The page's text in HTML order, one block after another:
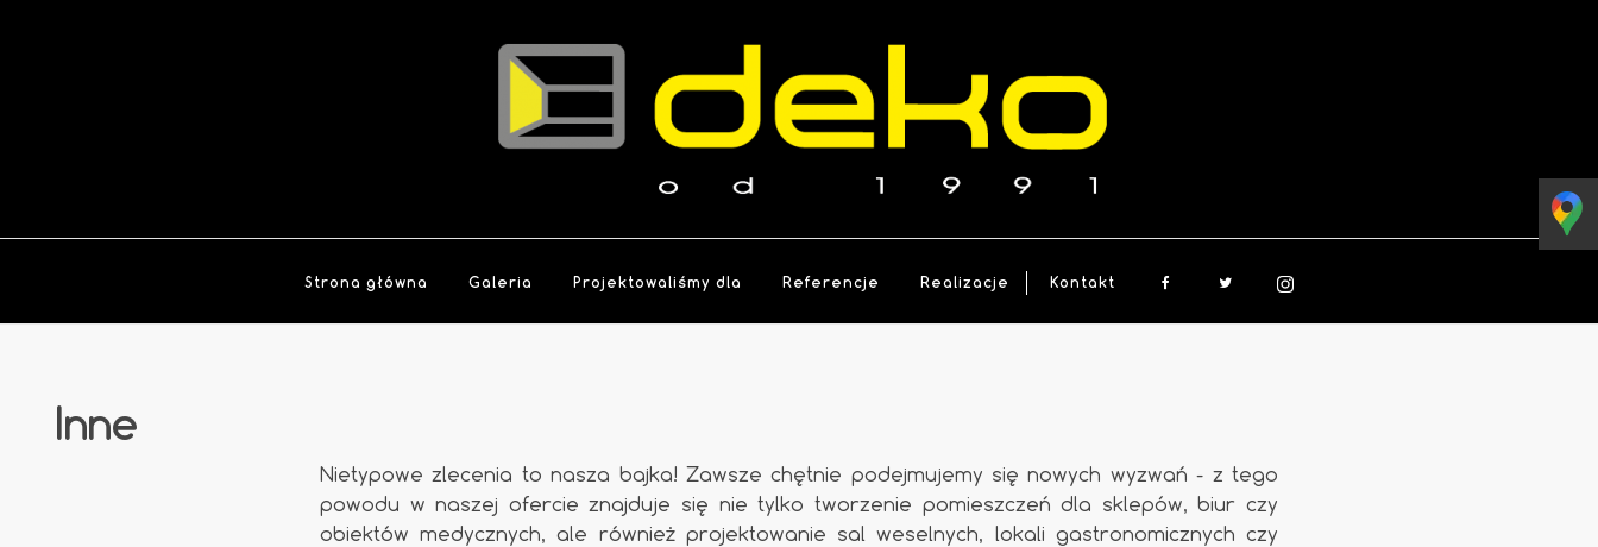
Strona główna Galeria Projektowaliśmy dla Referencje Realizacje Kontakt
Inne
Nietypowe zlecenia to nasza bajka! Zawsze chętnie podejmujemy się nowych wyzwań - z tego
powodu w naszej ofercie znajduje się nie tylko tworzenie pomieszczeń dla sklepów, biur czy
obiektów medycznych, ale również projektowanie sal weselnych, lokali gastronomicznych czy